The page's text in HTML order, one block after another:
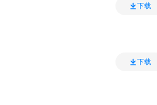
下载
下载